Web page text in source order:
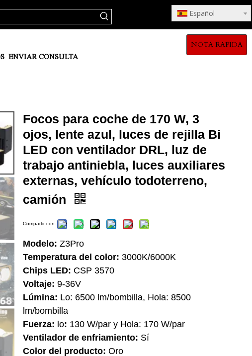
Español
ENVIAR CONSULTA
NOTA RAPIDA
Focos para coche de 170 W, 3
ojos, lente azul, luces de rejilla Bi
LED con ventilador DRL, luz de
trabajo antiniebla, luces auxiliares
externas, vehículo todoterreno,
camión
Compartir con:
Modelo:Z3Pro
Temperatura del color:3000K/6000K
Chips LED: CSP 3570
Voltaje: 9-36V
Lúmina: Lo: 6500 lm/bombilla, Hola: 8500
lm/bombilla
Fuerza: lo: 130 W/par y Hola: 170 W/par
Ventilador de enfriamiento: Sí
Color del producto: Oro